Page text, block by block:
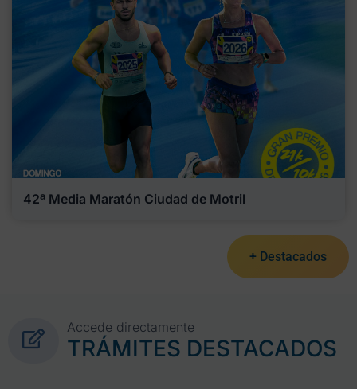
42ª Media Maratón Ciudad de Motril
+ Destacados
Accede directamente
TRÁMITES DESTACADOS